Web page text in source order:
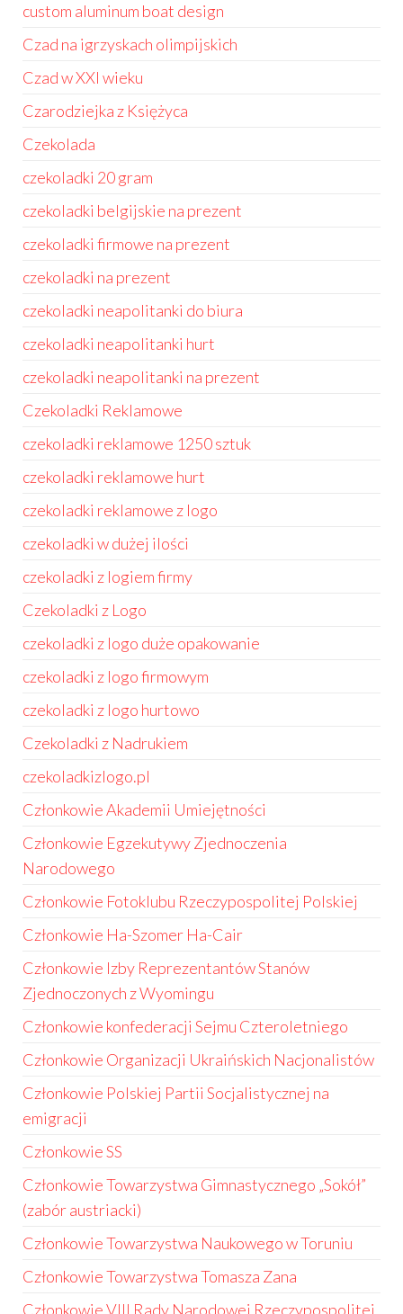
custom aluminum boat design
Czad na igrzyskach olimpijskich
Czad w XXI wieku
Czarodziejka z Księżyca
Czekolada
czekoladki 20 gram
czekoladki belgijskie na prezent
czekoladki firmowe na prezent
czekoladki na prezent
czekoladki neapolitanki do biura
czekoladki neapolitanki hurt
czekoladki neapolitanki na prezent
Czekoladki Reklamowe
czekoladki reklamowe 1250 sztuk
czekoladki reklamowe hurt
czekoladki reklamowe z logo
czekoladki w dużej ilości
czekoladki z logiem firmy
Czekoladki z Logo
czekoladki z logo duże opakowanie
czekoladki z logo firmowym
czekoladki z logo hurtowo
Czekoladki z Nadrukiem
czekoladkizlogo.pl
Członkowie Akademii Umiejętności
Członkowie Egzekutywy Zjednoczenia
Narodowego
Członkowie Fotoklubu Rzeczypospolitej Polskiej
Członkowie Ha-Szomer Ha-Cair
Członkowie Izby Reprezentantów Stanów
Zjednoczonych z Wyomingu
Członkowie konfederacji Sejmu Czteroletniego
Członkowie Organizacji Ukraińskich Nacjonalistów
Członkowie Polskiej Partii Socjalistycznej na
emigracji
Członkowie SS
Członkowie Towarzystwa Gimnastycznego „Sokół”
(zabór austriacki)
Członkowie Towarzystwa Naukowego w Toruniu
Członkowie Towarzystwa Tomasza Zana
Członkowie VIII Rady Narodowej Rzeczypospolitej